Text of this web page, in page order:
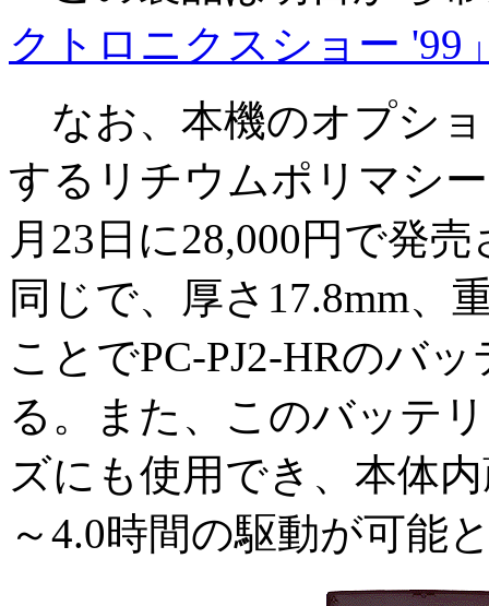
クトロニクスショー '99
なお、本機のオプシ
するリチウムポリマシ
月23日に28,000円で発
同じで、厚さ17.8mm、
ことでPC-PJ2-HRのバ
る。また、このバッテ
ズにも使用でき、本体
～4.0時間の駆動が可能